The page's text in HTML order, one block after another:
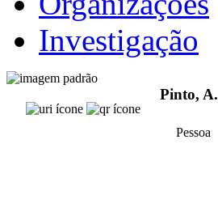
Investigação
Pinto, A.
Pessoa